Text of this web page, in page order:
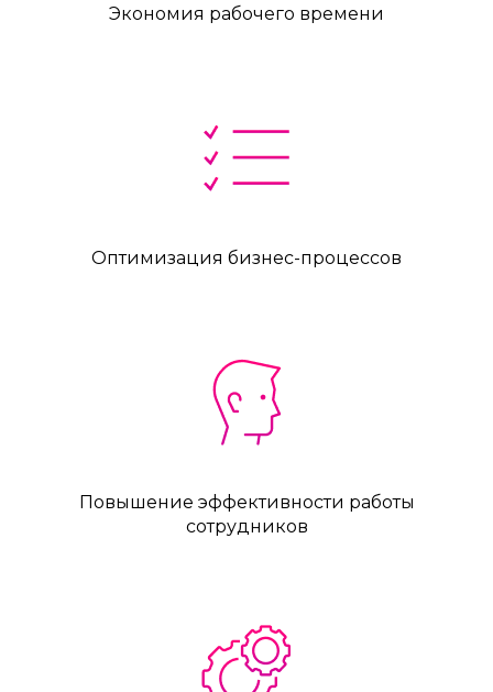
Экономия рабочего времени
Оптимизация бизнес-процессов
Повышение эффективности работы
сотрудников